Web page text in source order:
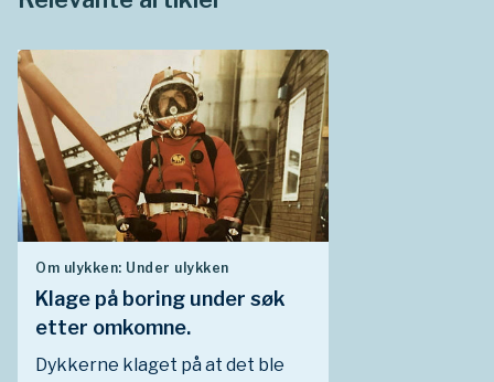
Om ulykken: Under ulykken
Klage på boring under søk
etter omkomne.
Dykkerne klaget på at det ble